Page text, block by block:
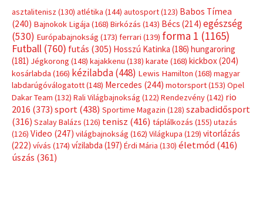
asztalitenisz (130) atlétika (144) autosport(123) Babos Tímea
(240) Bajnokok Ligája (168) Birkózás (143) Bécs (214) egészség
(530) Európabajnokság (173) ferrari (139) forma 1 (1165)
Futball (760) futás (305) Hosszú Katinka (186) hungaroring
(181) Jégkorong (148) kajakkenu (138) karate (168) kickbox(204)
kosárlabda (166) kézilabda(448) Lewis Hamilton (168) magyar
labdarúgóválogatott(148) Mercedes (244) motorsport(153) Opel
Dakar Team (132) Rali Világbajnokság (122) Rendezvény(142) rio
2016 (373) sport(438) Sportime Magazin (128) szabadidősport
(316) Szalay Balázs (126) tenisz (416) táplálkozás (155) utazás
(126) Video (247) világbajnokság (162) Világkupa (129) vitorlázás
(222) vívás (174) vízilabda (197) Érdi Mária (130) életmód(416)
úszás (361)